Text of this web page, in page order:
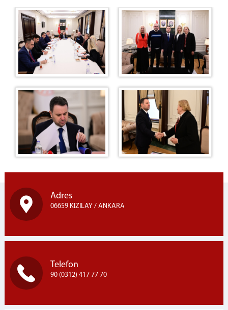
Adres
06659 KIZILAY / ANKARA
Telefon
90 (0312) 417 77 70